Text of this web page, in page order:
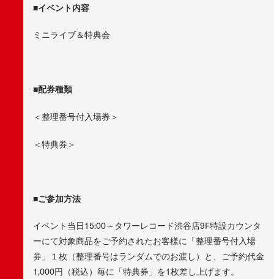
■イベント内容
ミニライブ＆特典会
■配券種類
＜整理番号付入場券＞
＜特典券＞
■ご参加方法
イベント当日15:00～タワーレコード渋谷店9F特設カウンタ
ーにて対象商品をご予約されたお客様に「整理番号付入場
券」１枚（整理番号はランダムでのお渡し）と、ご予約代金
1,000円（税込）毎に「特典券」を1枚差し上げます。